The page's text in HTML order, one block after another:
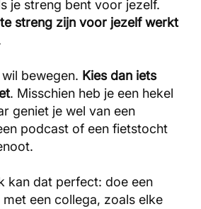
je streng bent voor jezelf.
te streng zijn voor jezelf werkt
bewegen. Kies dan iets
. Misschien heb je een hekel
geniet je wel van een
podcast of een fietstocht
kan dat perfect: doe een
met een collega, zoals elke